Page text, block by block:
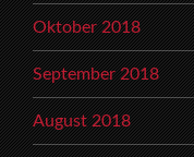
Oktober 2018
September 2018
August 2018